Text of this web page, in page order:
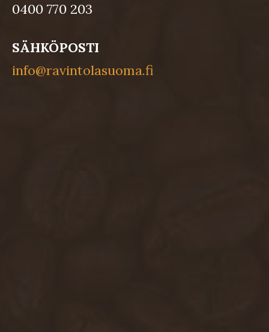
0400 770 203
SÄHKÖPOSTI
info@ravintolasuoma.fi